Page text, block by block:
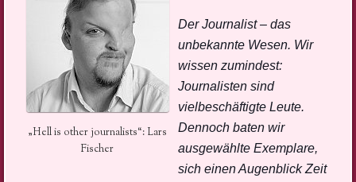
„Hell is other journalists“: Lars
Fischer
Der Journalist – das
unbekannte Wesen. Wir
wissen zumindest:
Journalisten sind
vielbeschäftigte Leute.
Dennoch baten wir
ausgewählte Exemplare,
sich einen Augenblick Zeit